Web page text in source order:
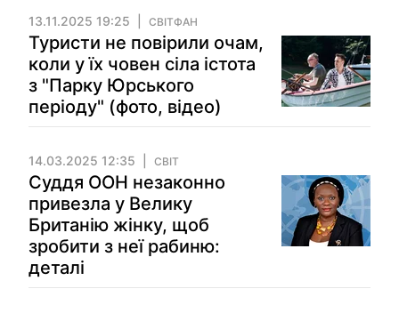
13.11.2025 19:25 СВІТФАН
Туристи не повірили очам,
коли у їх човен сіла істота
з "Парку Юрського
періоду" (фото, відео)
14.03.2025 12:35 СВІТ
Суддя ООН незаконно
привезла у Велику
Британію жінку, щоб
зробити з неї рабиню:
деталі